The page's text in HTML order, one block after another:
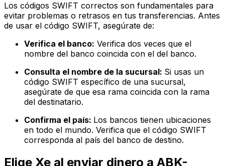
Los códigos SWIFT correctos son fundamentales para
evitar problemas o retrasos en tus transferencias. Antes
de usar el código SWIFT, asegúrate de:
Verifica el banco: Verifica dos veces que el
nombre del banco coincida con el del banco.
Consulta el nombre de la sucursal: Si usas un
código SWIFT específico de una sucursal,
asegúrate de que esa rama coincida con la rama
del destinatario.
Confirma el país: Los bancos tienen ubicaciones
en todo el mundo. Verifica que el código SWIFT
corresponda al país del banco de destino.
Elige Xe al enviar dinero a ABK-